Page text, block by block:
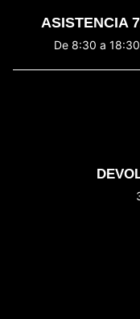
ASISTENCIA
De 8:30 a 18:30